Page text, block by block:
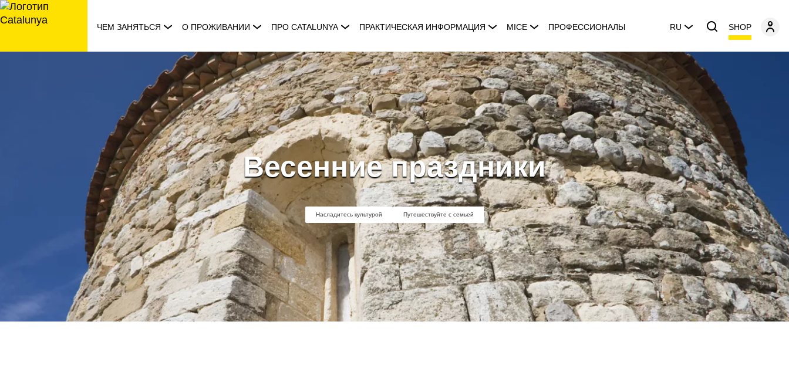
перейти
к
ЧЕМ ЗАНЯТЬСЯ О ПРОЖИВАНИИ ПРО CATALUNYA ПРАКТИЧЕСКАЯ ИНФОРМАЦИЯ MICE ПРОФЕССИОНАЛЫ RU SHOP
Весенние праздники
Насладитесь культурой Путешествуйте с семьей